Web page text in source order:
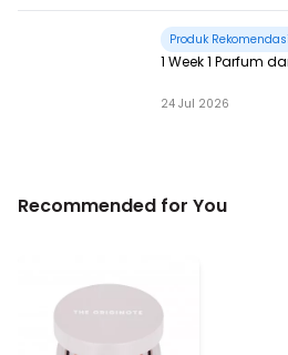
Produk Rekomendasi
1 Week 1 Parfum
24 Jul 2026
Recommended for You